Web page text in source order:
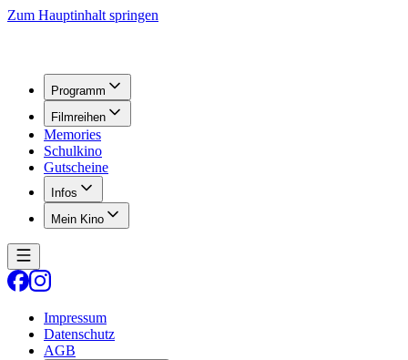
Zum Hauptinhalt springen
Programm
Filmreihen
Memories
Schulkino
Gutscheine
Infos
Mein Kino
Impressum
Datenschutz
AGB